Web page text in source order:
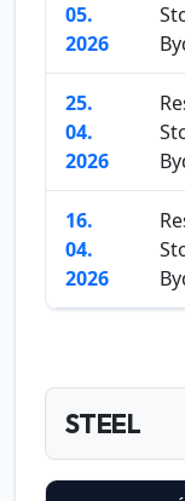
05.
2026
25.
04.
2026
16.
04.
2026
STEEL